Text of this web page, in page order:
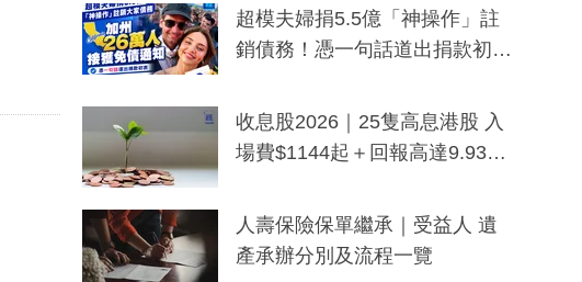
超模夫婦捐5.5億「神操作」註
銷債務！憑一句話道出捐款初
一度被誤當詐騙手段
收息股2026｜25隻高息港股 入
場費$1144起＋回報高達9.93
人壽保險保單繼承｜受益人 遺
產承辦分別及流程一覽